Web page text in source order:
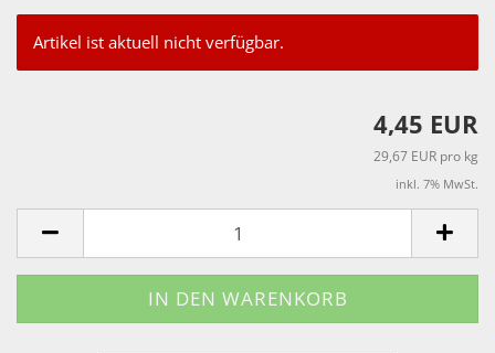
Artikel ist aktuell nicht verfügbar.
4,45 EUR
29,67 EUR pro kg
inkl. 7% MwSt.